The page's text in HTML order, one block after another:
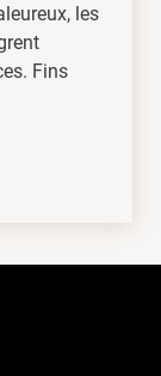
les
Fins